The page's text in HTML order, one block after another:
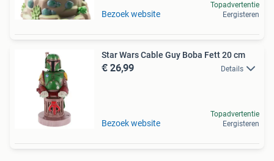
Bezoek website
Topadvertentie
Eergisteren
Star Wars Cable Guy Boba Fett 20 cm
€ 26,99 Details
Bezoek website
Topadvertentie
Eergisteren